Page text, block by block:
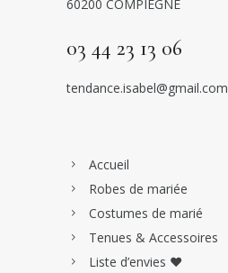
60200 COMPIÈGNE
03 44 23 13 06
tendance.isabel@gmail.com
Accueil
Robes de mariée
Costumes de marié
Tenues & Accessoires
Liste d’envies ♥